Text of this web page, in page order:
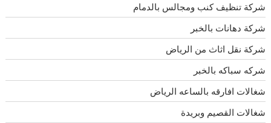
شركة تنظيف كنب ومجالس بالدمام
شركة دهانات بالخبر
شركة نقل اثاث من الرياض
شركه سباكه بالخبر
شغالات افارقه بالساعه الرياض
شغالات القصيم وبريدة